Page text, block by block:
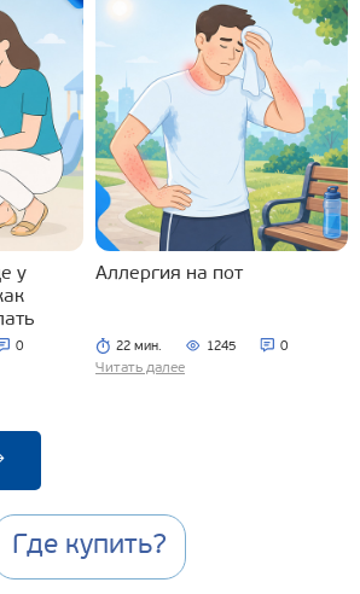
у
0
Аллергия на пот
22 мин. 1245 0
Читать далее
Где купить?